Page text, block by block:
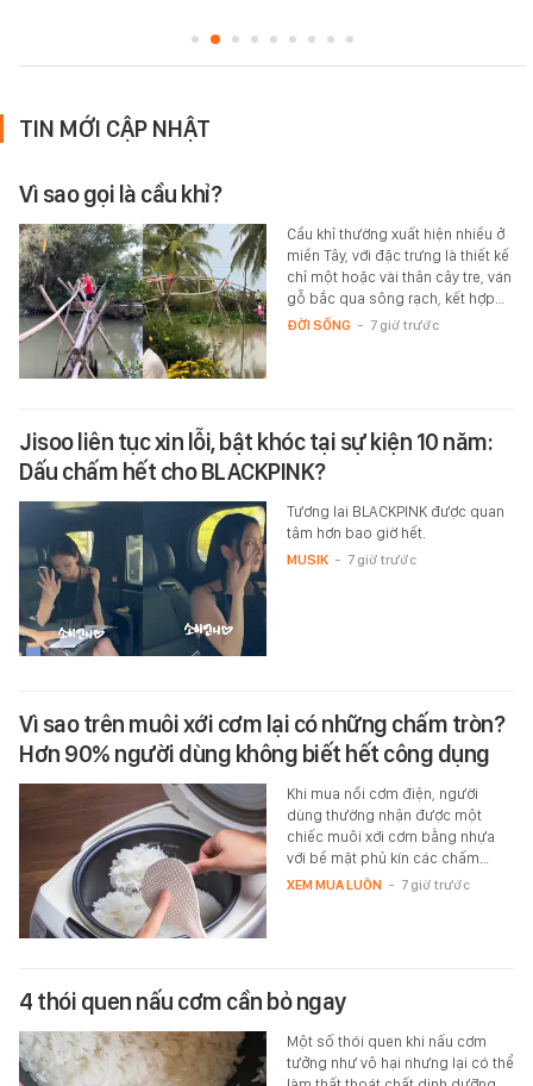
TIN MỚI CẬP NHẬT
Vì sao gọi là cầu khỉ?
Cầu khỉ thường xuất hiện nhiều ở
miền Tây, với đặc trưng là thiết kế
chỉ một hoặc vài thân cây tre, ván
gỗ bắc qua sông rạch, kết hợp…
ĐỜI SỐNG - 7 giờ trước
Jisoo liên tục xin lỗi, bật khóc tại sự kiện 10 năm:
Dấu chấm hết cho BLACKPINK?
Tương lai BLACKPINK được quan
tâm hơn bao giờ hết.
MUSIK - 7 giờ trước
Vì sao trên muôi xới cơm lại có những chấm tròn?
Hơn 90% người dùng không biết hết công dụng
Khi mua nồi cơm điện, người
dùng thường nhận được một
chiếc muôi xới cơm bằng nhựa
với bề mặt phủ kín các chấm…
XEM MUA LUÔN - 7 giờ trước
4 thói quen nấu cơm cần bỏ ngay
Một số thói quen khi nấu cơm
tưởng như vô hại nhưng lại có thể